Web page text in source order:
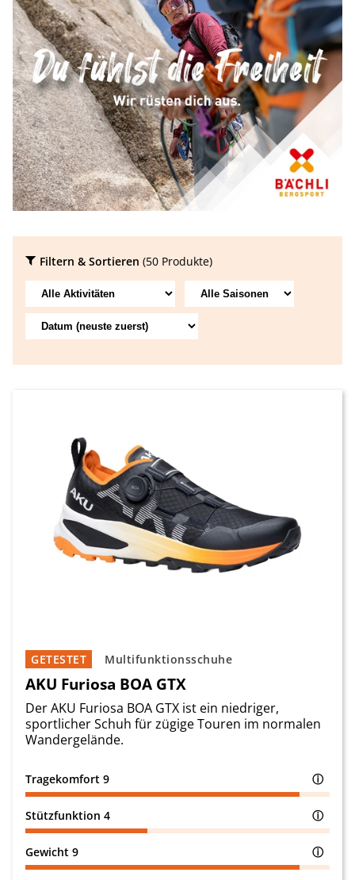
Filtern & Sortieren (50 Produkte)
Multifunktionsschuhe
GETESTET
AKU Furiosa BOA GTX
Der AKU Furiosa BOA GTX ist ein niedriger,
sportlicher Schuh für zügige Touren im normalen
Wandergelände.
Tragekomfort 9 ⓘ
Stützfunktion 4 ⓘ
Gewicht 9 ⓘ